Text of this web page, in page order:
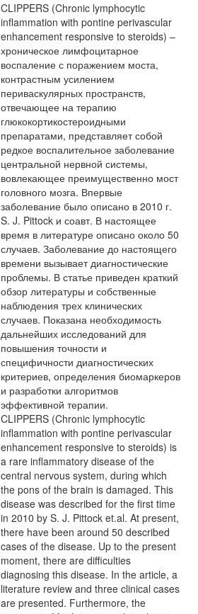
CLIPPERS (Chronic lymphocytic
inflammation with pontine perivascular
enhancement responsive to steroids) –
хроническое лимфоцитарное
воспаление с поражением моста,
контрастным усилением
периваскулярных пространств,
отвечающее на терапию
глюкокортикостероидными
препаратами, представляет собой
редкое воспалительное заболевание
центральной нервной системы,
вовлекающее преимущественно мост
головного мозга. Впервые
заболевание было описано в 2010 г.
S. J. Pittock и соавт. В настоящее
время в литературе описано около 50
случаев. Заболевание до настоящего
времени вызывает диагностические
проблемы. В статье приведен краткий
обзор литературы и собственные
наблюдения трех клинических
случаев. Показана необходимость
дальнейших исследований для
повышения точности и
специфичности диагностических
критериев, определения биомаркеров
и разработки алгоритмов
эффективной терапии.
CLIPPERS (Chronic lymphocytic
inflammation with pontine perivascular
enhancement responsive to steroids) is
a rare inflammatory disease of the
central nervous system, during which
the pons of the brain is damaged. This
disease was described for the first time
in 2010 by S. J. Pittock et.al. At present,
there have been around 50 described
cases of the disease. Up to the present
moment, there are difficulties
diagnosing this disease. In the article, a
literature review and three clinical cases
are presented. Furthermore, the